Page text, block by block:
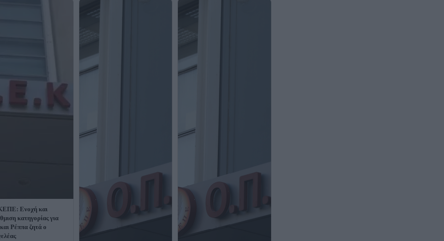
Ενοχή και
κατηγορίας για
Ρέππα ζητά ο